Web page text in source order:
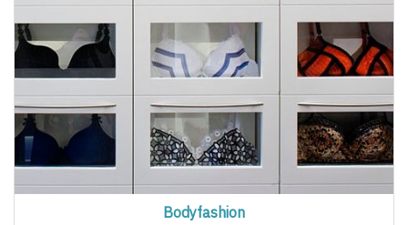
Bodyfashion